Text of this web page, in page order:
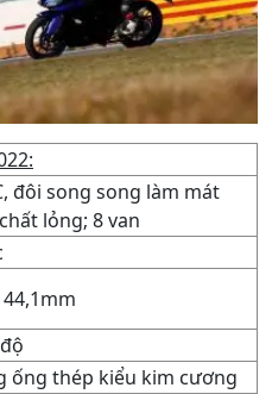
đôi song song làm mát
lỏng; 8 van
44,1mm
ống thép kiểu kim cương